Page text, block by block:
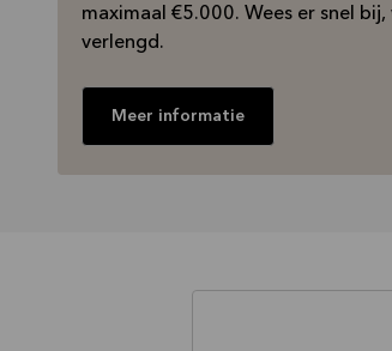
maximaal €5.000. Wees er snel
verlengd.
Meer informatie